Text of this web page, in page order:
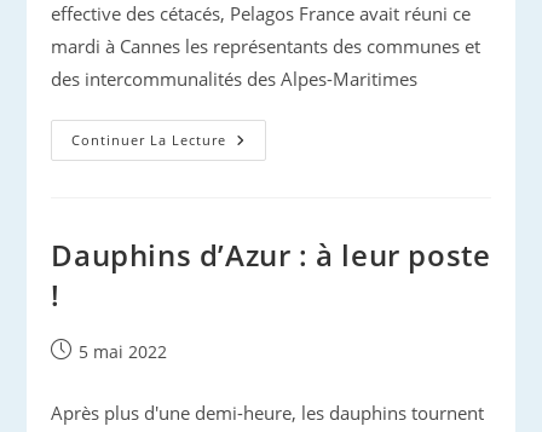
effective des cétacés, Pelagos France avait réuni ce
mardi à Cannes les représentants des communes et
des intercommunalités des Alpes-Maritimes
Continuer La Lecture Pelagos
Au
Les
Alpes-
Dauphins d’Azur : à leur poste
!
Publication
5 mai 2022
Après plus d'une demi-heure, les dauphins tournent